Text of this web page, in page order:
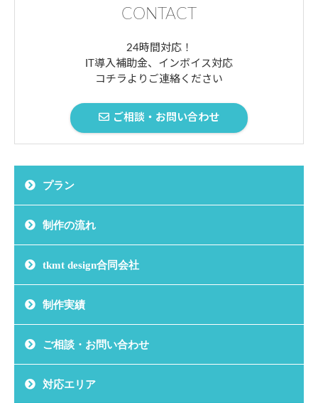
CONTACT
24時間対応！
IT導入補助金、インボイス対応
コチラよりご連絡ください
ご相談・お問い合わせ
プラン
制作の流れ
tkmt design合同会社
制作実績
ご相談・お問い合わせ
対応エリア